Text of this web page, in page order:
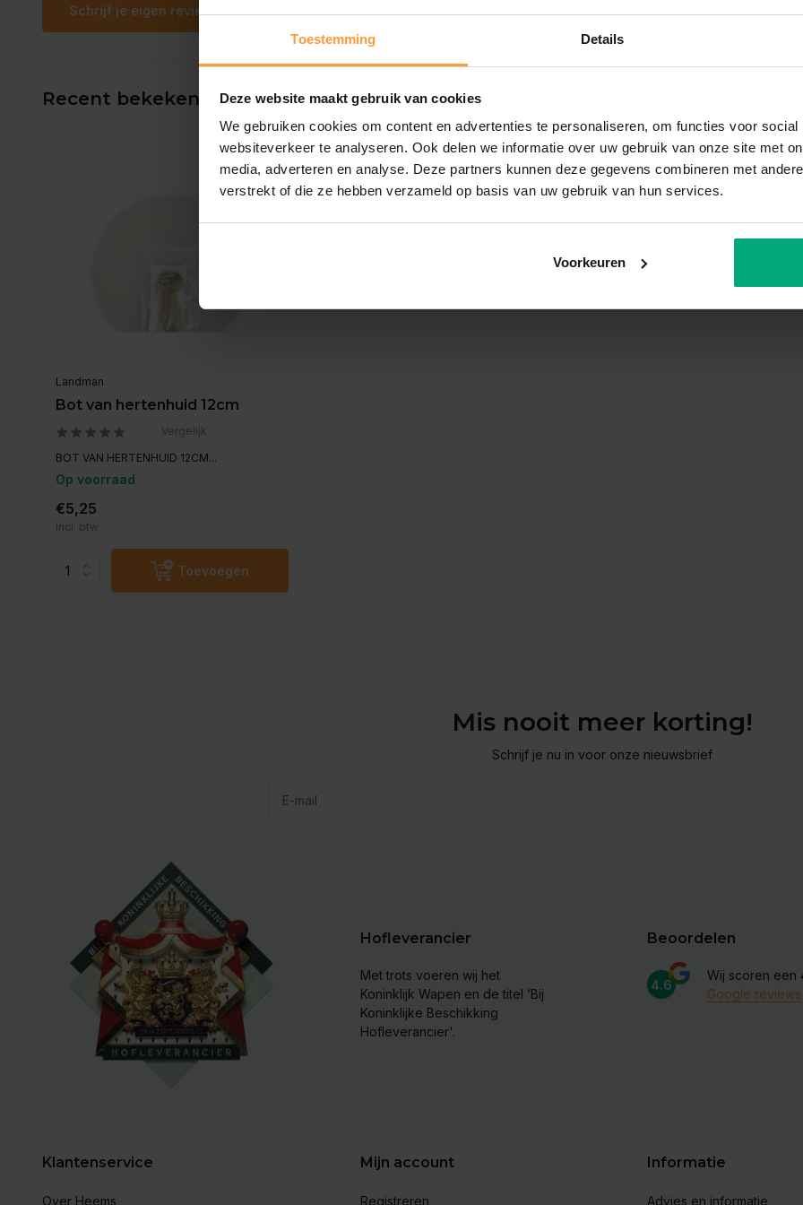
Toestemming Details
Deze website maakt gebruik van cookies
We gebruiken cookies om content en advertenties te personaliseren, om functies voor social
websiteverkeer te analyseren. Ook delen we informatie over uw gebruik van onze site met
media, adverteren en analyse. Deze partners kunnen deze gegevens combineren met
verstrekt of die ze hebben verzameld op basis van uw gebruik van hun services.
Voorkeuren
Schrijf je eigen review
Recent bekeken
Landman
Bot van hertenhuid 12cm
Vergelijk
BOT VAN HERTENHUID 12CM...
Op voorraad
€5,25
Incl. btw
Toevoegen
Mis nooit meer korting!
Schrijf je nu in voor onze nieuwsbrief
Hofleverancier
Met trots voeren wij het
Koninklijk Wapen en de titel ‘Bij
Koninklijke Beschikking
Hofleverancier'.
Beoordelen
4.6
Wij scoren een
Google reviews
Klantenservice
Over Heems
Mijn account
Registreren
Informatie
Advies en informatie